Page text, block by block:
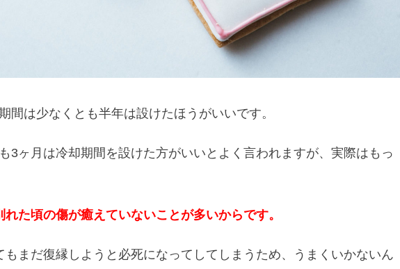
間は少なくとも半年は設けたほうがいいです。
3ヶ月は冷却期間を設けた方がいいとよく言われますが、実際はもっ
た頃の傷が癒えていないことが多いからです。
まだ復縁しようと必死になってしてしまうため、うまくいかないん